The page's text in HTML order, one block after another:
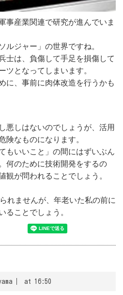
事産業関連で研究が進んでいま
ルジャー」の世界ですね。
士は、負傷して手足を損傷して
ツとなってしまいます。
に、事前に肉体改造を行うかも
悪しはないのでしょうが、活用
険なものになります。
もいいこと」の間にはずいぶん
何のために技術開発をするの
観が問われることでしょう。
れませんが、年老いた私の前に
ることでしょう。
at 16:50